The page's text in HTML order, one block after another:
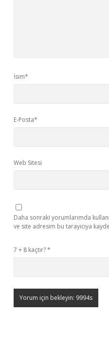
İsim*
E-Posta*
Web Sitesi
Daha sonraki yorumlarımda
ve site adresim bu tarayıcıya
7 + 8 kaçtır?*